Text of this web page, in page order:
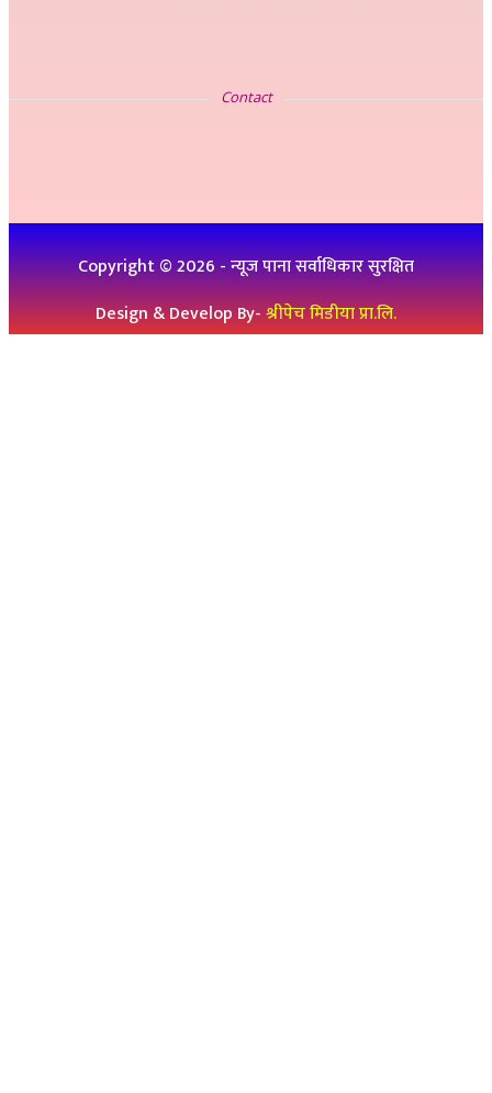
Contact
Copyright ©2026- न्यूज पाना सर्वाधिकार सुरक्षित
Design & Develop By-श्रीपेच मिडीया प्रा.लि.